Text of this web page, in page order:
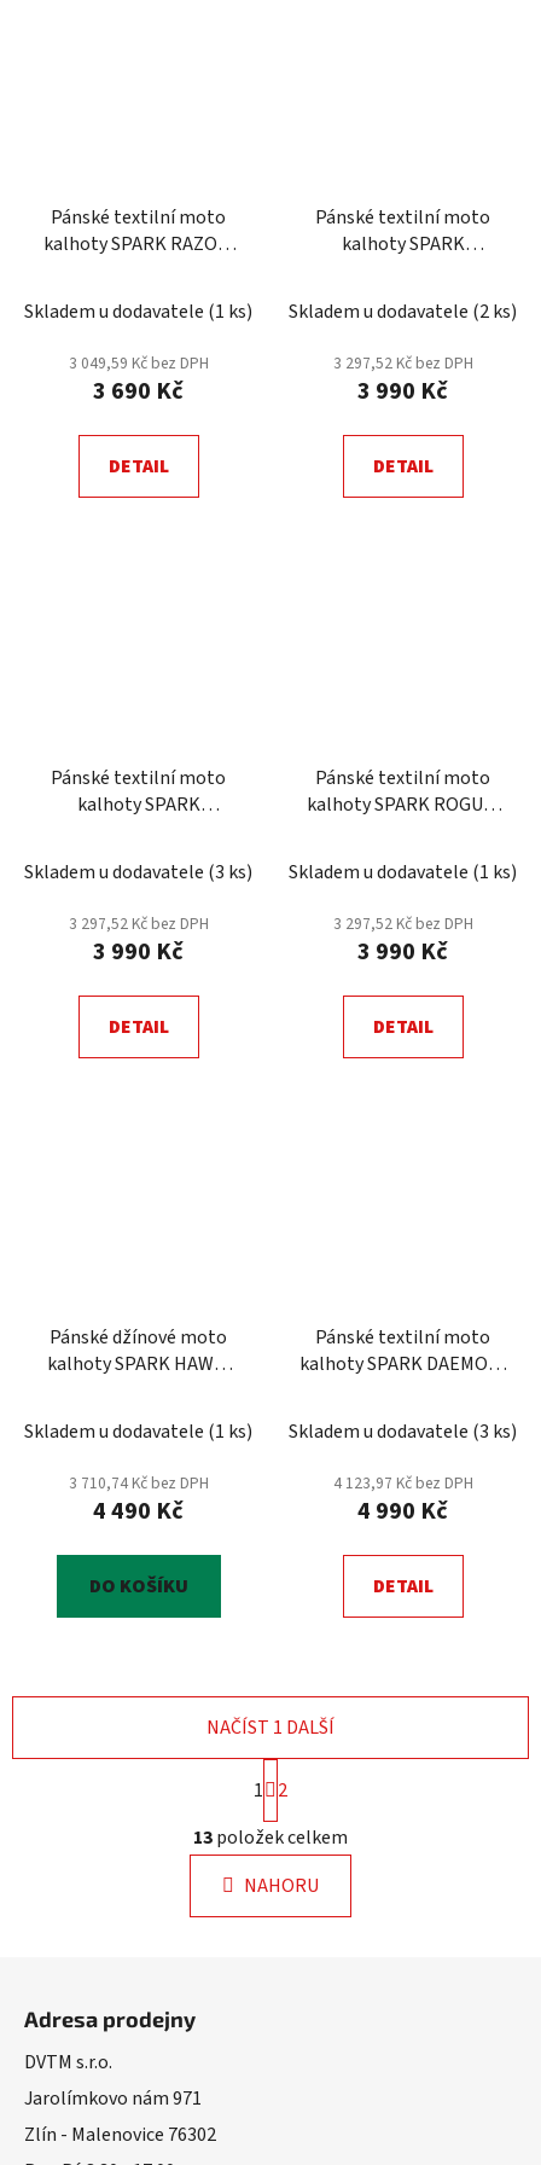
Pánské textilní moto
kalhoty SPARK RAZOR,
Skladem u dodavatele (1 ks)
3 049,59 Kč bez DPH
3 690 Kč
DETAIL
Pánské textilní moto
kalhoty SPARK
Skladem u dodavatele (2 ks)
3 297,52 Kč bez DPH
3 990 Kč
DETAIL
Pánské textilní moto
kalhoty SPARK
Skladem u dodavatele (3 ks)
3 297,52 Kč bez DPH
3 990 Kč
DETAIL
Pánské textilní moto
kalhoty SPARK ROGUE,
Skladem u dodavatele (1 ks)
3 297,52 Kč bez DPH
3 990 Kč
DETAIL
Pánské džínové moto
kalhoty SPARK HAWK,
Skladem u dodavatele (1 ks)
3 710,74 Kč bez DPH
4 490 Kč
DO KOŠÍKU
Pánské textilní moto
kalhoty SPARK DAEMON,
Skladem u dodavatele (3 ks)
4 123,97 Kč bez DPH
4 990 Kč
DETAIL
O
v
l
á
d
NAČÍST 1 DALŠÍ
S
t
r
á
n
k
1
2
13položek celkem
NAHORU
Adresa prodejny
DVTM s.r.o.
Jarolímkovo nám 971
Zlín - Malenovice 76302